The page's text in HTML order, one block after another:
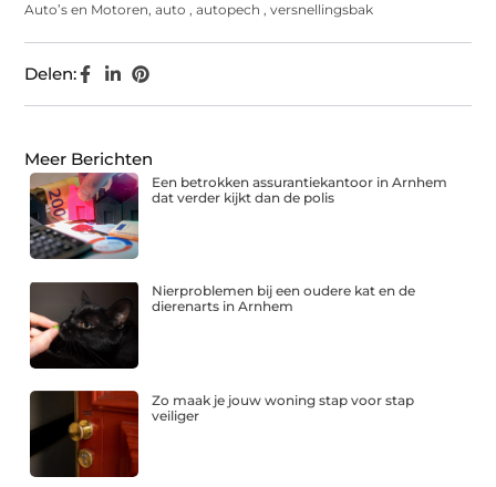
Auto’s en Motoren,auto ,autopech ,versnellingsbak
Delen:
Meer Berichten
Een betrokken assurantiekantoor in Arnhem
dat verder kijkt dan de polis
Nierproblemen bij een oudere kat en de
dierenarts in Arnhem
Zo maak je jouw woning stap voor stap
veiliger